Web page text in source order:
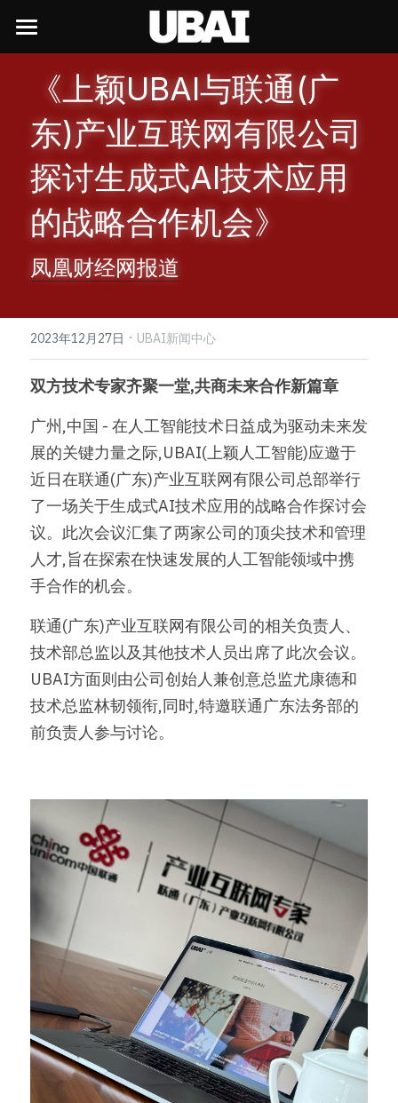
UBAI前沿生态
UBAI OPC
UBAI Liquid
UBAI Chat
洞察与趋势
行业趋势
技术前沿
产品观察
上颖观点
学习中心
UBAI行政
学AI就来UBAI
培训报名
培训签到
培训反馈
证书查询
内测申请
个人内测资格申请
企业申请试用
新闻与活动
赛事技术合作
城市匹克球之夜
近期活动
关于我们
校园招聘
UBAI校企联络部
联合创始人的信
上颖服务中心
精选内容
UBAI 技术演进史
AI留学
AI雅思口语
AI自动文书
ATEd 康德与林
AI画廊
AI艺术
AI音乐
AI法律
法律咨询
合同审查
合同撰写
AI室内设计
登录
搜索
联系UBAI
《上颖UBAI与联通(广
东)产业互联网有限公司
探讨生成式AI技术应用
的战略合作机会》
凤凰财经网报道
2023年12月27日 · UBAI新闻中心
双方技术专家齐聚一堂,共商未来合作新篇章
广州,中国 - 在人工智能技术日益成为驱动未来发
展的关键力量之际,UBAI(上颖人工智能)应邀于
近日在联通(广东)产业互联网有限公司总部举行
了一场关于生成式AI技术应用的战略合作探讨会
议。此次会议汇集了两家公司的顶尖技术和管理
人才,旨在探索在快速发展的人工智能领域中携
手合作的机会。
联通(广东)产业互联网有限公司的相关负责人、
技术部总监以及其他技术人员出席了此次会议。
UBAI方面则由公司创始人兼创意总监尤康德和
技术总监林韧领衔,同时,特邀联通广东法务部的
前负责人参与讨论。
商品分类
所有商品分类
UBAI行政
UBAI经典台历
颖豆